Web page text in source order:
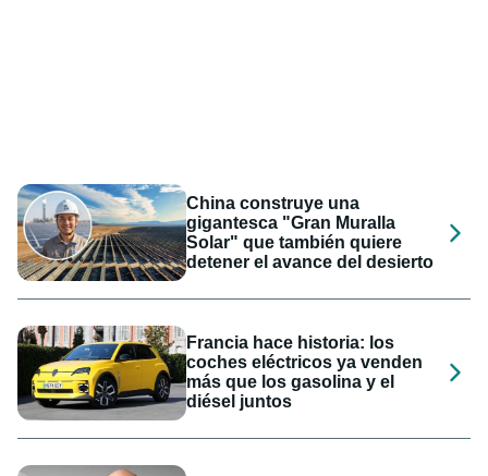
China construye una
gigantesca "Gran Muralla
Solar" que también quiere
detener el avance del desierto
Francia hace historia: los
coches eléctricos ya venden
más que los gasolina y el
diésel juntos